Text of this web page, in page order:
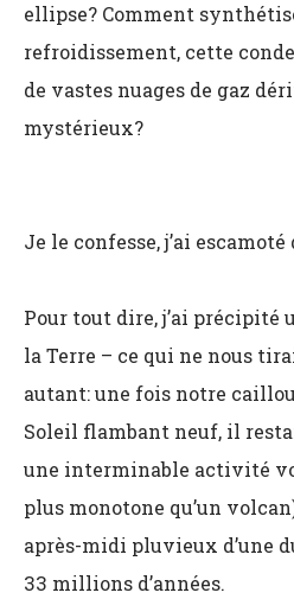
ellipse? Comment
refroidissement, cette
de vastes nuages de gaz
mystérieux?
Je le confesse, j’ai
Pour tout dire, j’ai précipité
la Terre – ce qui ne nous
autant: une fois notre
Soleil flambant neuf, il
une interminable activité
plus monotone qu’un
après-midi pluvieux d’une
33 millions d’années.